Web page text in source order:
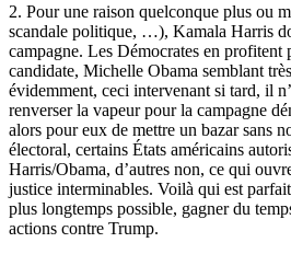
2. Pour une raison quelconque plus ou
scandale politique, …), Kamala Harris
campagne. Les Démocrates en profitent
candidate, Michelle Obama semblant
évidemment, ceci intervenant si tard, il
renverser la vapeur pour la campagne
alors pour eux de mettre un bazar sans
électoral, certains États américains
Harris/Obama, d’autres non, ce qui
justice interminables. Voilà qui est
plus longtemps possible, gagner du
actions contre Trump.